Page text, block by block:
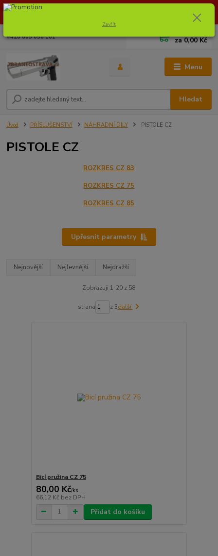
Dostupnost zboží si ověřte na info@zbraneostrava.cz nebo tel.
Menu
Hledat
+420 605 056 161 za0,00 Kč
Úvod PŘÍSLUŠENSTVÍ NÁHRADNÍ DÍLY PISTOLE CZ
PISTOLE CZ
ROZKRES CZ 83
ROZKRES CZ 75
ROZKRES CZ 85
Upřesnit parametry
Nejnovější Nejlevnější Nejdražší
Zobrazuji 1-20 z 58
strana z 3další
Bicí pružina CZ 75
80,00 Kč/ks
66,12 Kč bez DPH
Přidat do košíku
Zavřít